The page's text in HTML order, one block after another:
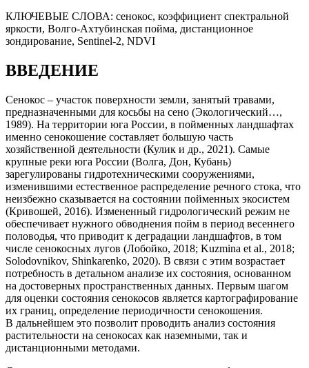
КЛЮЧЕВЫЕ СЛОВА: сенокос, коэффициент спектральной
яркости, Волго-Ахтубинская пойма, дистанционное
зондирование, Sentinel-2, NDVI
ВВЕДЕНИЕ
Сенокос – участок поверхности земли, занятый травами,
предназначенными для косьбы на сено (Экологический…,
1989). На территории юга России, в пойменных ландшафтах
именно сенокошение составляет большую часть
хозяйственной деятельности (Кулик и др., 2021). Самые
крупные реки юга России (Волга, Дон, Кубань)
зарегулированы гидротехническими сооружениями,
изменившими естественное распределение речного стока, что
неизбежно сказывается на состоянии пойменных экосистем
(Кривошей, 2016). Измененный гидрологический режим не
обеспечивает нужного обводнения пойм в период весеннего
половодья, что приводит к деградации ландшафтов, в том
числе сенокосных лугов (Лобойко, 2018; Kuzmina et al., 2018;
Solodovnikov, Shinkarenko, 2020). В связи с этим возрастает
потребность в детальном анализе их состояния, основанном
на достоверных пространственных данных. Первым шагом
для оценки состояния сенокосов является картографирование
их границ, определение периодичности сенокошения.
В дальнейшем это позволит проводить анализ состояния
растительности на сенокосах как наземными, так и
дистанционными методами.